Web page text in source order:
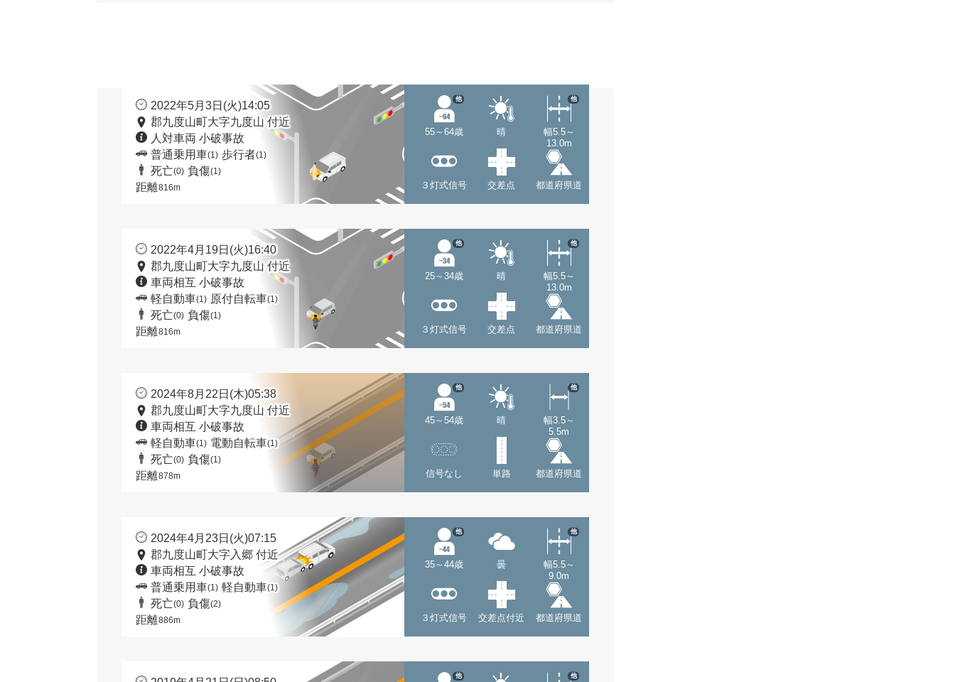
2022年5月3日(火)14:05
郡九度山町大字九度山 付近
人対車両 小破事故
普通乗用車(1) 歩行者(1)
死亡(0) 負傷(1)
距離816m
55～64歳
他
晴
幅5.5～
13.0m
他
３灯式信号 交差点 都道府県道
2022年4月19日(火)16:40
郡九度山町大字九度山 付近
車両相互 小破事故
軽自動車(1) 原付自転車(1)
死亡(0) 負傷(1)
距離816m
25～34歳
他
晴
幅5.5～
13.0m
他
３灯式信号 交差点 都道府県道
2024年8月22日(木)05:38
郡九度山町大字九度山 付近
車両相互 小破事故
軽自動車(1) 電動自転車(1)
死亡(0) 負傷(1)
距離878m
45～54歳
他
晴
幅3.5～
5.5m
他
信号なし 単路 都道府県道
2024年4月23日(火)07:15
郡九度山町大字入郷 付近
車両相互 小破事故
普通乗用車(1) 軽自動車(1)
死亡(0) 負傷(2)
距離886m
35～44歳
他
曇
幅5.5～
9.0m
他
３灯式信号 交差点付近 都道府県道
他 他